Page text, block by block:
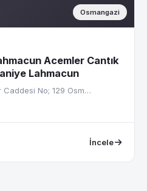
Osmangazi
Acemler Cantık
Lahmacun
Caddesi No; 129 Osm…
İncele